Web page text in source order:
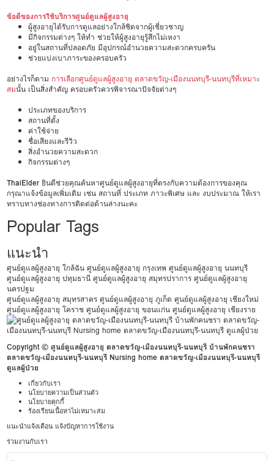
ข้อดีของการใช้บริการศูนย์ดูแลผู้สูงอายุ
ผู้สูงอายุได้รับการดูแลอย่างใกล้ชิดจากผู้เชี่ยวชาญ
มีกิจกรรมต่างๆ ให้ทำ ช่วยให้ผู้สูงอายุรู้สึกไม่เหงา
อยู่ในสถานที่ปลอดภัย มีอุปกรณ์อำนวยความสะดวกครบครัน
ช่วยแบ่งเบาภาระของครอบครัว
อย่างไรก็ตาม การเลือกศูนย์ดูแลผู้สูงอายุ ตลาดขวัญ-เมืองนนทบุรี-นนทบุรีที่เหมาะ
สมนั้น เป็นสิ่งสำคัญ ครอบครัวควรพิจารณาปัจจัยต่างๆ
ประเภทของบริการ
สถานที่ตั้ง
ค่าใช้จ่าย
ชื่อเสียงและรีวิว
สิ่งอำนวยความสะดวก
กิจกรรมต่างๆ
ThaiElder ยินดีช่วยคุณค้นหาศูนย์ดูแลผู้สูงอายุที่ตรงกับความต้องการของคุณ
กรุณาแจ้งข้อมูลเพิ่มเติม เช่น สถานที่ ประเภท ภาวะพิเศษ และ งบประมาณ ให้เรา
ทราบทางช่องทางการติดต่อด้านล่างนะคะ
Popular Tags
แนะนำ
ศูนย์ดูแลผู้สูงอายุ ใกล้ฉัน ศูนย์ดูแลผู้สูงอายุ กรุงเทพ ศูนย์ดูแลผู้สูงอายุ นนทบุรี
ศูนย์ดูแลผู้สูงอายุ ปทุมธานี ศูนย์ดูแลผู้สูงอายุ สมุทรปราการ ศูนย์ดูแลผู้สูงอายุ
นครปฐม
ศูนย์ดูแลผู้สูงอายุ สมุทรสาคร ศูนย์ดูแลผู้สูงอายุ ภูเก็ต ศูนย์ดูแลผู้สูงอายุ เชียงใหม่
ศูนย์ดูแลผู้สูงอายุ โคราช ศูนย์ดูแลผู้สูงอายุ ขอนแก่น ศูนย์ดูแลผู้สูงอายุ เชียงราย
Copyright © ศูนย์ดูแลผู้สูงอายุ ตลาดขวัญ-เมืองนนทบุรี-นนทบุรี บ้านพักคนชรา
ตลาดขวัญ-เมืองนนทบุรี-นนทบุรี Nursing home ตลาดขวัญ-เมืองนนทบุรี-นนทบุรี
ดูแลผู้ป่วย
เกี่ยวกับเรา
นโยบายความเป็นส่วนตัว
นโยบายคุกกี้
ร้องเรียนเนื้อหาไม่เหมาะสม
แนะนำแจ้งเตือน แจ้งปัญหาการใช้งาน
ร่วมงานกับเรา